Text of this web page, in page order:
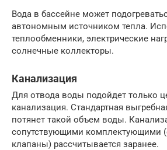
Вода в бассейне может
автономным источником тепла.
теплообменники, электрические
солнечные коллекторы.
Канализация
Для отвода воды подойдет только
канализация. Стандартная
потянет такой объем воды.
сопутствующими комплектующими
клапаны) рассчитывается заранее.